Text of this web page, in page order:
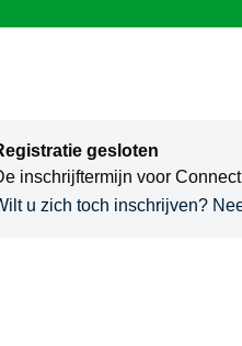
gesloten
inschrijftermijn voor
u zich toch inschrijven?